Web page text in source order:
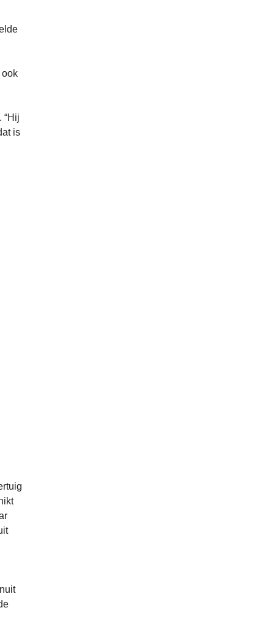
ook
“Hij
is